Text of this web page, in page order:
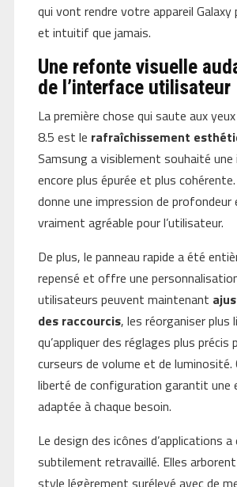
qui vont rendre votre appareil Galaxy
et intuitif que jamais.
Une refonte visuelle
de l’interface utilisateur
La première chose qui saute aux
8.5 est le rafraîchissement
Samsung a visiblement souhaité
encore plus épurée et plus
donne une impression de
vraiment agréable pour l’utilisateur.
De plus, le panneau rapide a été
repensé et offre une
utilisateurs peuvent maintenant
des raccourcis, les réorganiser plus
qu’appliquer des réglages plus précis
curseurs de volume et de luminosité.
liberté de configuration garantit une
adaptée à chaque besoin.
Le design des icônes d’applications
subtilement retravaillé. Elles
style légèrement surélevé avec de